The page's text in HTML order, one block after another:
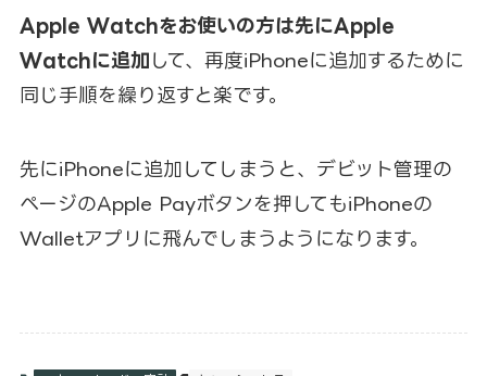
Apple Watchをお使いの方は先にApple
Watchに追加 して、再度iPhoneに追加するために
同じ手順を繰り返すと楽です。
先にiPhoneに追加してしまうと、デビット管理の
ページのApple Payボタンを押してもiPhoneの
Walletアプリに飛んでしまうようになります。